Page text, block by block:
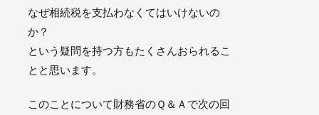
なぜ相続税を支払わなくてはいけないの
か？
という疑問を持つ方もたくさんおられるこ
とと思います。
このことについて財務省のＱ＆Ａで次の回